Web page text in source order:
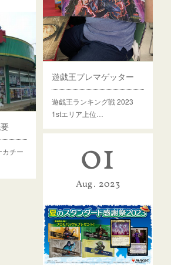
遊戯王プレマゲッター
遊戯王ランキング戦 2023
1stエリア上位…
カチー
01
Aug 2023